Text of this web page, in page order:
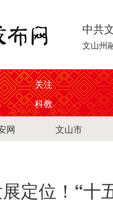
中共
文山州
关注
科教
网 文山市
定位！“